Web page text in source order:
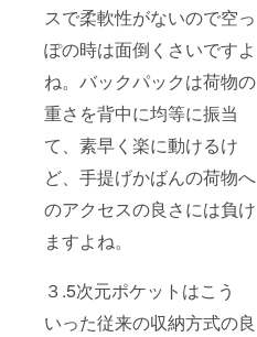
スで柔軟性がないので空っ
ぽの時は面倒くさいですよ
ね。バックパックは荷物の
重さを背中に均等に振当
て、素早く楽に動けるけ
ど、手提げかばんの荷物へ
のアクセスの良さには負け
ますよね。
３.5次元ポケットはこう
いった従来の収納方式の良